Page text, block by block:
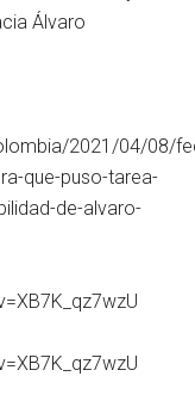
Álvaro
2021/04/08/
que-puso-tarea-
de-alvaro-